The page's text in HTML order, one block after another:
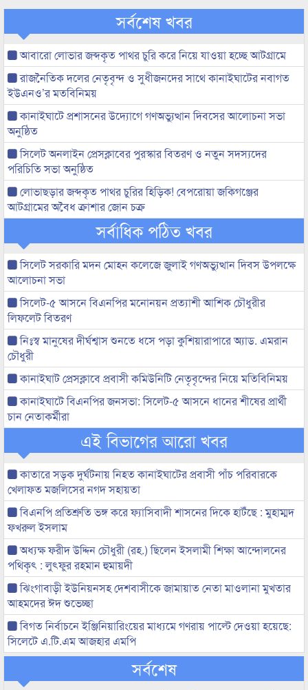
সর্বশেষ খবর
আবারো লোভার জব্দকৃত পাথর চুরি করে নিয়ে যাওয়া হচ্ছে আটগ্রামে
রাজনৈতিক দলের নেতৃবৃন্দ ও সুধীজনদের সাথে কানাইঘাটের নবাগত
ইউএনও’র মতবিনিময়
কানাইঘাটে প্রশাসনের উদ্যোগে গণঅভ্যুত্থান দিবসের আলোচনা সভা
অনুষ্ঠিত
সিলেট অনলাইন প্রেসক্লাবের পুরস্কার বিতরণ ও নতুন সদস্যদের
পরিচিতি সভা অনুষ্ঠিত
লোভাছড়ার জব্দকৃত পাথর চুরির হিড়িক! বেপরোয়া জকিগঞ্জের
আটগ্রামের অবৈধ ক্রাশার জোন চক্র
সর্বাধিক পঠিত খবর
সিলেট সরকারি মদন মোহন কলেজে জুলাই গণঅভ্যুত্থান দিবস উপলক্ষে
আলোচনা সভা
সিলেট-৫ আসনে বিএনপির মনোনয়ন প্রত্যাশী আশিক চৌধুরীর
লিফলেট বিতরণ
নিঃস্ব মানুষের দীর্ঘশ্বাস শুনতে ধসে পড়া কুশিয়ারাপারে অ্যাড. এমরান
চৌধুরী
কানাইঘাট প্রেসক্লাবে প্রবাসী কমিউনিটি নেতৃবৃন্দের নিয়ে মতিবিনিময়
কানাইঘাটে বিএনপির জনসভা: সিলেট-৫ আসনে ধানের শীষের প্রার্থী
চান নেতাকর্মীরা
এই বিভাগের আরো খবর
কাতারে সড়ক দুর্ঘটনায় নিহত কানাইঘাটের প্রবাসী পাঁচ পরিবারকে
খেলাফত মজলিসের নগদ সহায়তা
বিএনপি প্রতিশ্রুতি ভঙ্গ করে ফ্যাসিবাদী শাসনের দিকে হাটঁছে : মুহাম্মদ
ফখরুল ইসলাম
অধ্যক্ষ ফরীদ উদ্দিন চৌধুরী (রহ.) ছিলেন ইসলামী শিক্ষা আন্দোলনের
পথিকৃৎ : লুৎফুর রহমান হুমায়দী
ঝিংগাবাড়ী ইউনিয়নসহ দেশবাসীকে জামায়াত নেতা মাওলানা মুখতার
আহমদের ঈদ শুভেচ্ছা
বিগত নির্বাচনে ইঞ্জিনিয়ারিংয়ের মাধ্যমে গণরায় পাল্টে দেওয়া হয়েছে:
সিলেটে এ.টি.এম আজহার এমপি
সর্বশেষ